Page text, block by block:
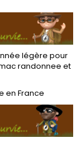
légère pour
randonnee et
en France